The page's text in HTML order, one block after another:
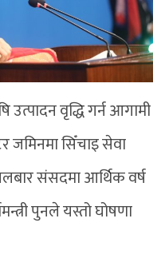
वृद्धि गर्न आगामी
जमिनमा सिँचाइ सेवा
संसदमा आर्थिक वर्ष
पुनले यस्तो घोषणा